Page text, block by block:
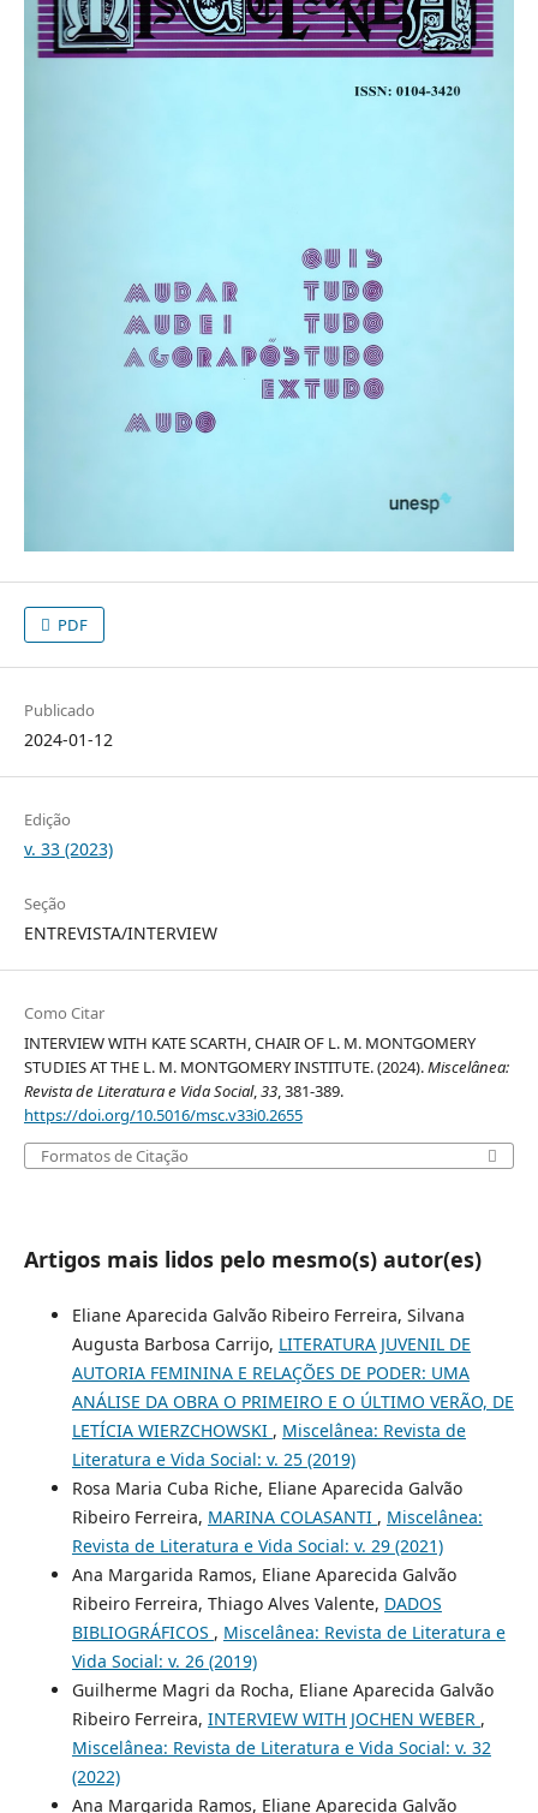
PDF
Publicado
2024-01-12
Edição
v. 33 (2023)
Seção
ENTREVISTA/INTERVIEW
Como Citar
INTERVIEW WITH KATE SCARTH, CHAIR OF L. M. MONTGOMERY
STUDIES AT THE L. M. MONTGOMERY INSTITUTE. (2024).Miscelânea:
Revista de Literatura e Vida Social,33, 381-389.
https://doi.org/10.5016/msc.v33i0.2655
Formatos de Citação
Artigos mais lidos pelo mesmo(s) autor(es)
Eliane Aparecida Galvão Ribeiro Ferreira, Silvana
Augusta Barbosa Carrijo, LITERATURA JUVENIL DE
AUTORIA FEMININA E RELAÇÕES DE PODER: UMA
ANÁLISE DA OBRA O PRIMEIRO E O ÚLTIMO VERÃO, DE
LETÍCIA WIERZCHOWSKI , Miscelânea: Revista de
Literatura e Vida Social: v. 25 (2019)
Rosa Maria Cuba Riche, Eliane Aparecida Galvão
Ribeiro Ferreira, MARINA COLASANTI , Miscelânea:
Revista de Literatura e Vida Social: v. 29 (2021)
Ana Margarida Ramos, Eliane Aparecida Galvão
Ribeiro Ferreira, Thiago Alves Valente, DADOS
BIBLIOGRÁFICOS , Miscelânea: Revista de Literatura e
Vida Social: v. 26 (2019)
Guilherme Magri da Rocha, Eliane Aparecida Galvão
Ribeiro Ferreira, INTERVIEW WITH JOCHEN WEBER ,
Miscelânea: Revista de Literatura e Vida Social: v. 32
(2022)
Ana Margarida Ramos, Eliane Aparecida Galvão